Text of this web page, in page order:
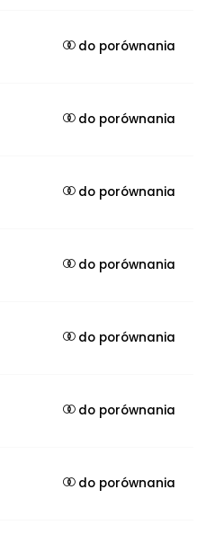
do porównania
do porównania
do porównania
do porównania
do porównania
do porównania
do porównania